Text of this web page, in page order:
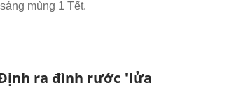
mùng 1 Tết.
ra đình rước 'lửa